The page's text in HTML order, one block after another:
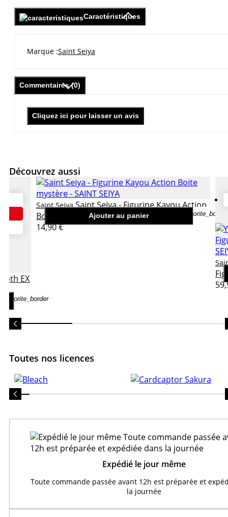
Caractéristiques
Marque Saint Seiya
Commentaires (0)
Cliquez ici pour laisser un avis
Découvrez aussi
favorite_border
EX
Ajouter au panier favorite_border
Saint SeiyaSaint Seiya - Figurine Kayou Action
Boite mystère
14,90 €
Toutes nos licences
Expédié le jour même
Toute commande passée avant 12h est préparée et
la journée